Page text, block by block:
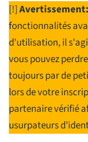
[!]Avertissement:
fonctionnalités
d'utilisation, il
vous pouvez
toujours par de
lors de votre
partenaire vérifié
usurpateurs